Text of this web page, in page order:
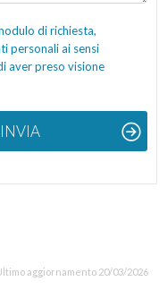
di richiesta,
personali ai sensi
aver preso visione
INVIA
aggiornamento 20/03/2026